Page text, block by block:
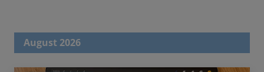
August 2026